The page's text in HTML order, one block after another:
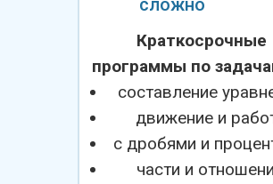
Краткосрочные
программы по
составление
движение и
с дробями и
части и
сложно